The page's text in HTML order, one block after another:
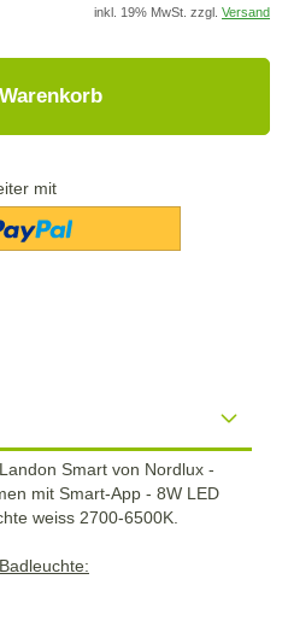
inkl. 19% MwSt. zzgl. Versand
mit
Smart von Nordlux -
mit Smart-App - 8W LED
weiss 2700-6500K.